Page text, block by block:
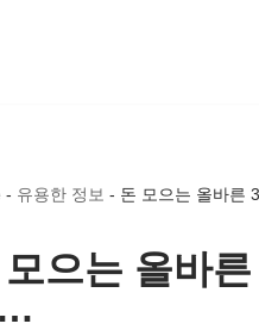
- 유용한 정보 - 돈 모으는 올바른
으는 올바